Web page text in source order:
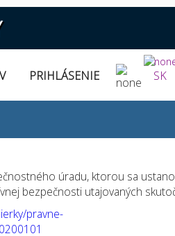
PRIHLÁSENIE SK
úradu, ktorou sa
bezpečnosti utajovaných
pravne-